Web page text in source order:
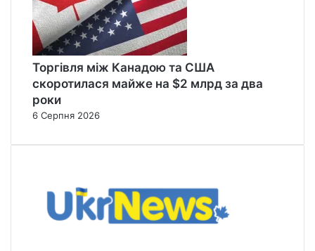
Торгівля між Канадою та США
скоротилася майже на $2 млрд за два
роки
6 Серпня 2026